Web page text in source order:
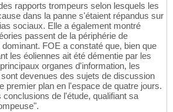
rapports trompeurs selon lesquels les
dans la panne s'étaient répandus sur
sociaux. Elle a également montré
passent de la périphérie de
FOE a constaté que, bien que
les éoliennes ait été démentie par les
organes d'information, les
devenues des sujets de discussion
premier plan en l'espace de quatre jours.
conclusions de l'étude, qualifiant sa